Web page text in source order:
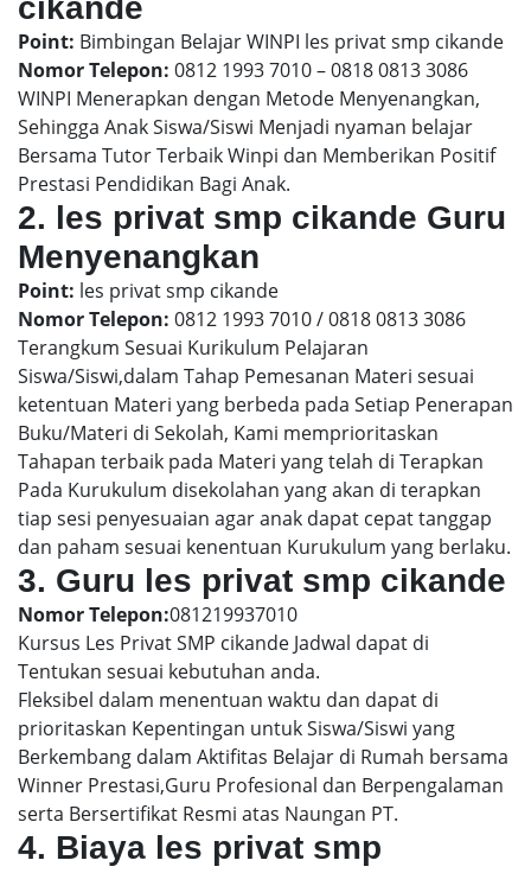
cikande
Point: Bimbingan Belajar WINPI les privat smp cikande
Nomor Telepon: 0812 1993 7010 – 0818 0813 3086
WINPI Menerapkan dengan Metode Menyenangkan,
Sehingga Anak Siswa/Siswi Menjadi nyaman belajar
Bersama Tutor Terbaik Winpi dan Memberikan Positif
Prestasi Pendidikan Bagi Anak.
2. les privat smp cikande Guru
Menyenangkan
Point: les privat smp cikande
Nomor Telepon: 0812 1993 7010 / 0818 0813 3086
Terangkum Sesuai Kurikulum Pelajaran
Siswa/Siswi,dalam Tahap Pemesanan Materi sesuai
ketentuan Materi yang berbeda pada Setiap Penerapan
Buku/Materi di Sekolah, Kami memprioritaskan
Tahapan terbaik pada Materi yang telah di Terapkan
Pada Kurukulum disekolahan yang akan di terapkan
tiap sesi penyesuaian agar anak dapat cepat tanggap
dan paham sesuai kenentuan Kurukulum yang berlaku.
3. Guru les privat smp cikande
Nomor Telepon:081219937010
Kursus Les Privat SMP cikande Jadwal dapat di
Tentukan sesuai kebutuhan anda.
Fleksibel dalam menentuan waktu dan dapat di
prioritaskan Kepentingan untuk Siswa/Siswi yang
Berkembang dalam Aktifitas Belajar di Rumah bersama
Winner Prestasi,Guru Profesional dan Berpengalaman
serta Bersertifikat Resmi atas Naungan PT.
4. Biaya les privat smp